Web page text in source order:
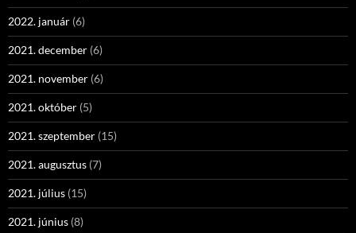
2022. január (6)
2021. december (6)
2021. november (6)
2021. október (5)
2021. szeptember (15)
2021. augusztus (7)
2021. július (15)
2021. június (8)